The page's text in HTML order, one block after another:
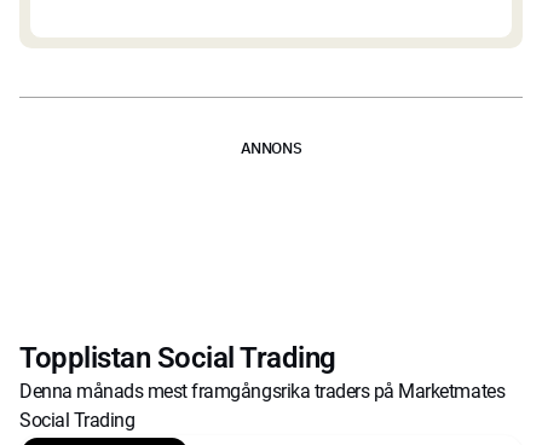
ANNONS
Topplistan Social Trading
Denna månads mest framgångsrika traders på Marketmates
Social Trading